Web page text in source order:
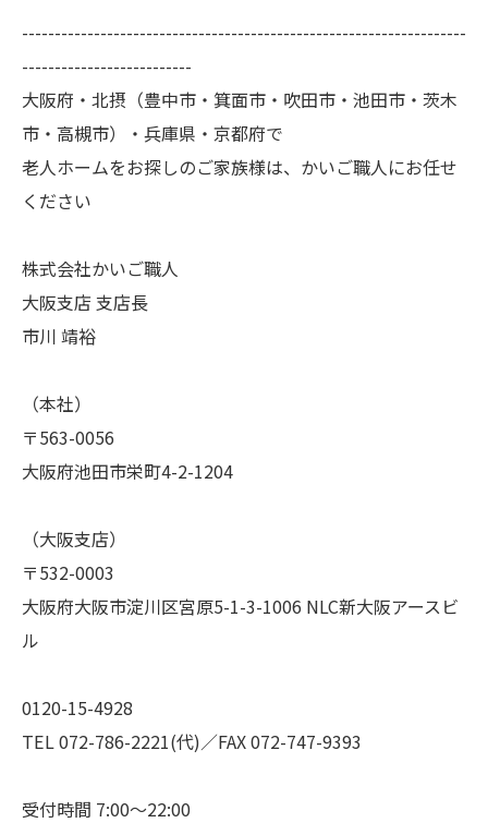
--------------------------------------------------------------------
--------------------------
大阪府・北摂（豊中市・箕面市・吹田市・池田市・茨木
市・高槻市）・兵庫県・京都府で
老人ホームをお探しのご家族様は、かいご職人にお任せ
ください
株式会社かいご職人
大阪支店 支店長
市川 靖裕
（本社）
〒563-0056
大阪府池田市栄町4-2-1204
（大阪支店）
〒532-0003
大阪府大阪市淀川区宮原5-1-3-1006 NLC新大阪アースビ
ル
0120-15-4928
TEL 072-786-2221(代)／FAX 072-747-9393
受付時間 7:00～22:00